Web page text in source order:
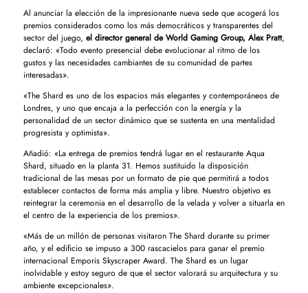
Al anunciar la elección de la impresionante nueva sede que acogerá los
premios considerados como los más democráticos y transparentes del
sector del juego, el director general de World Gaming Group, Alex Pratt,
declaró: «Todo evento presencial debe evolucionar al ritmo de los
gustos y las necesidades cambiantes de su comunidad de partes
interesadas».
«The Shard es uno de los espacios más elegantes y contemporáneos de
Londres, y uno que encaja a la perfección con la energía y la
personalidad de un sector dinámico que se sustenta en una mentalidad
progresista y optimista».
Añadió: «La entrega de premios tendrá lugar en el restaurante Aqua
Shard, situado en la planta 31. Hemos sustituido la disposición
tradicional de las mesas por un formato de pie que permitirá a todos
establecer contactos de forma más amplia y libre. Nuestro objetivo es
reintegrar la ceremonia en el desarrollo de la velada y volver a situarla en
el centro de la experiencia de los premios».
«Más de un millón de personas visitaron The Shard durante su primer
año, y el edificio se impuso a 300 rascacielos para ganar el premio
internacional Emporis Skyscraper Award. The Shard es un lugar
inolvidable y estoy seguro de que el sector valorará su arquitectura y su
ambiente excepcionales».